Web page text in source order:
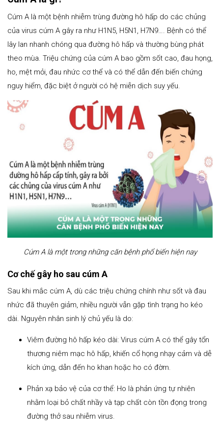
Cúm A là một bệnh nhiễm trùng đường hô hấp do các chủng
của virus cúm A gây ra như H1N5, H5N1, H7N9…. Bệnh có thể
lây lan nhanh chóng qua đường hô hấp và thường bùng phát
theo mùa. Triệu chứng của cúm A bao gồm sốt cao, đau họng,
ho, mệt mỏi, đau nhức cơ thể và có thể dẫn đến biến chứng
nguy hiểm, đặc biệt ở người có hệ miễn dịch suy yếu.
Cúm A là một trong những căn bệnh phổ biến hiện nay
Cơ chế gây ho sau cúm A
Sau khi mắc cúm A, dù các triệu chứng chính như sốt và đau
nhức đã thuyên giảm, nhiều người vẫn gặp tình trạng ho kéo
dài. Nguyên nhân sinh lý chủ yếu là do:
Viêm đường hô hấp kéo dài: Virus cúm A có thể gây tổn
thương niêm mạc hô hấp, khiến cổ họng nhạy cảm và dễ
kích ứng, dẫn đến ho khan hoặc ho có đờm.
Phản xạ bảo vệ của cơ thể: Ho là phản ứng tự nhiên
nhằm loại bỏ chất nhầy và tạp chất còn tồn đọng trong
đường thở sau nhiễm virus.